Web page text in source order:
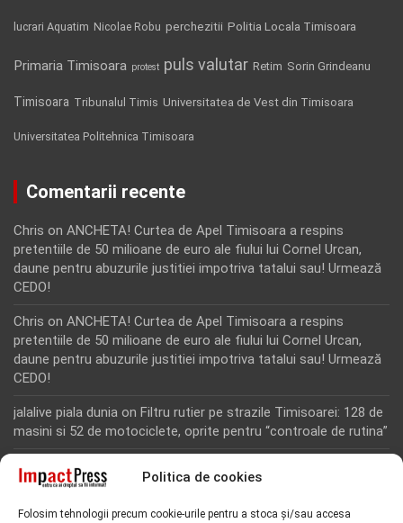
Politica de cookies
Folosim tehnologii precum cookie-urile pentru a stoca și/sau accesa
lucrari Aquatim Nicolae Robu perchezitii Politia Locala Timisoara
Primaria Timisoara protest puls valutar Retim Sorin Grindeanu
Timisoara Tribunalul Timis Universitatea de Vest din Timisoara
Universitatea Politehnica Timisoara
Comentarii recente
Chris on ANCHETA! Curtea de Apel Timisoara a respins
pretentiile de 50 milioane de euro ale fiului lui Cornel Urcan,
daune pentru abuzurile justitiei impotriva tatalui sau! Urmează
CEDO!
Chris on ANCHETA! Curtea de Apel Timisoara a respins
pretentiile de 50 milioane de euro ale fiului lui Cornel Urcan,
daune pentru abuzurile justitiei impotriva tatalui sau! Urmează
CEDO!
jalalive piala dunia on Filtru rutier pe strazile Timisoarei: 128 de
masini si 52 de motociclete, oprite pentru “controale de rutina”
Rodion Camatoritul
fonduri europene de la Tomnatic, retinut pentru 24 de ore!